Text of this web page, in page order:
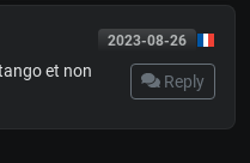
2023-08-26
Reply
et non